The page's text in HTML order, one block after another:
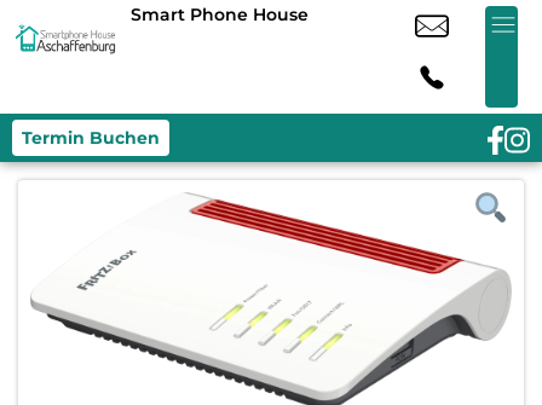
Smart Phone House
Termin Buchen